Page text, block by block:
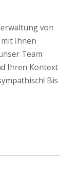
von
Ihnen
Team
Ihren Kontext
Bis